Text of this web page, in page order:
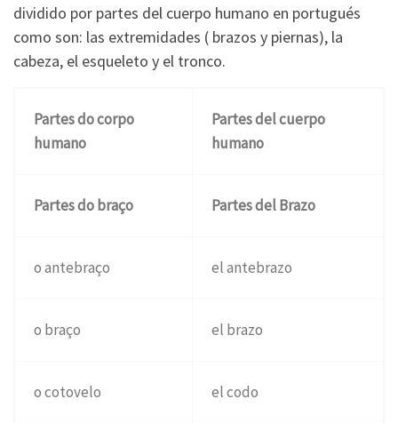
dividido por partes del cuerpo humano en portugués
como son: las extremidades ( brazos y piernas), la
cabeza, el esqueleto y el tronco.
Partes do corpo
humano
Partes del cuerpo
humano
Partes do braço Partes del Brazo
o antebraço el antebrazo
o braço el brazo
o cotovelo el codo